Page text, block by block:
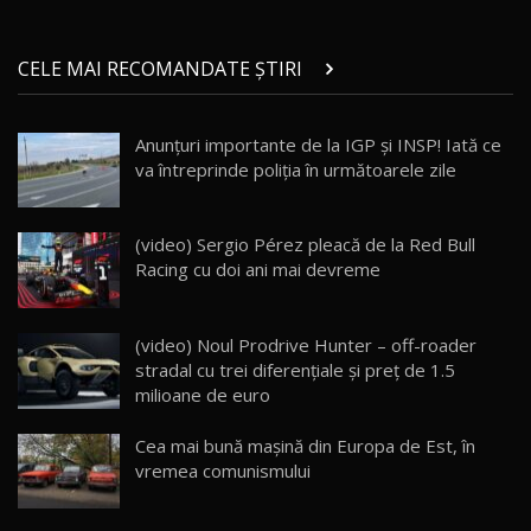
21
Micul BYD Dolphin Surf / Test Drive
AutoBlog.MD
16:59
22
Noua Mazda 6e / Test Drive AutoBlog.MD
26:59
23
Lynk & Co 01 / Test Drive AutoBlog.MD
25:19
24
ZEEKR 009: Cel mai Performant și Confortabil
Van Electric Testat în Moldova / AutoBlog.MD
26:38
25
mai Exclusiv și Puternic Defender Testat în
Moldova
32:21
CELE MAI RECOMANDATE ȘTIRI
Anunțuri importante de la IGP şi INSP! Iată ce
va întreprinde poliţia în următoarele zile
(video) Sergio Pérez pleacă de la Red Bull
Racing cu doi ani mai devreme
(video) Noul Prodrive Hunter – off-roader
stradal cu trei diferenţiale şi preţ de 1.5
milioane de euro
Cea mai bună mașină din Europa de Est, în
vremea comunismului